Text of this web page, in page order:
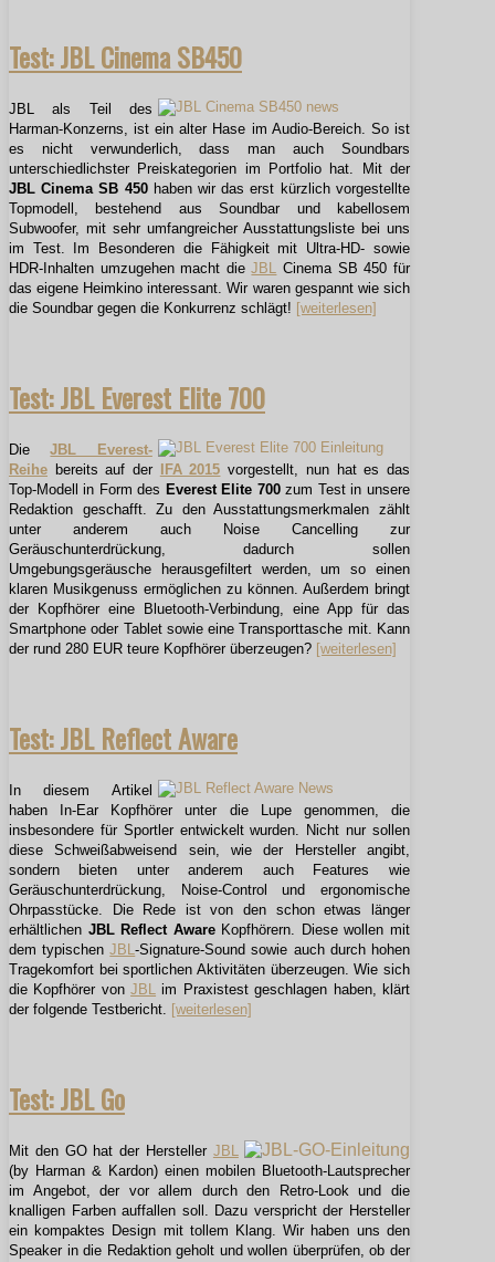
Test: JBL Cinema SB450
JBL als Teil des
Harman-Konzerns, ist ein alter Hase im Audio-Bereich. So ist
es nicht verwunderlich, dass man auch Soundbars
unterschiedlichster Preiskategorien im Portfolio hat. Mit der
JBLCinema SB 450haben wir das erst kürzlich vorgestellte
Topmodell, bestehend aus Soundbar und kabellosem
Subwoofer, mit sehr umfangreicher Ausstattungsliste bei uns
im Test. Im Besonderen die Fähigkeit mit Ultra-HD- sowie
HDR-Inhalten umzugehen macht dieJBL Cinema SB 450 für
das eigene Heimkino interessant. Wir waren gespannt wie sich
die Soundbar gegen die Konkurrenz schlägt! [weiterlesen]
Test: JBL Everest Elite 700
DieJBL Everest-
Reihe bereits auf der IFA 2015 vorgestellt, nun hat es das
Top-Modell in Form des Everest Elite 700zum Test in unsere
Redaktion geschafft. Zu den Ausstattungsmerkmalen zählt
unter anderem auch Noise Cancelling zur
Geräuschunterdrückung, dadurch sollen
Umgebungsgeräusche herausgefiltert werden, um so einen
klaren Musikgenuss ermöglichen zu können. Außerdem bringt
der Kopfhörer eine Bluetooth-Verbindung, eine App für das
Smartphone oder Tablet sowie eine Transporttasche mit. Kann
der rund 280 EUR teure Kopfhörer überzeugen? [weiterlesen]
Test: JBL Reflect Aware
In diesem Artikel
haben In-Ear Kopfhörer unter die Lupe genommen, die
insbesondere für Sportler entwickelt wurden. Nicht nur sollen
diese Schweißabweisend sein, wie der Hersteller angibt,
sondern bieten unter anderem auch Features wie
Geräuschunterdrückung, Noise-Control und ergonomische
Ohrpasstücke. Die Rede ist von den schon etwas länger
erhältlichen JBL Reflect AwareKopfhörern. Diese wollen mit
dem typischenJBL-Signature-Sound sowie auch durch hohen
Tragekomfort bei sportlichen Aktivitäten überzeugen. Wie sich
die Kopfhörer vonJBL
im Praxistest geschlagen haben, klärt
der folgende Testbericht.
[weiterlesen]
Test: JBL Go
Mit den GO hat der Hersteller JBL
(by Harman & Kardon) einen mobilen Bluetooth-Lautsprecher
im Angebot, der vor allem durch den Retro-Look und die
knalligen Farben auffallen soll. Dazu verspricht der Hersteller
ein kompaktes Design mit tollem Klang. Wir haben uns den
Speaker in die Redaktion geholt und wollen überprüfen, ob der